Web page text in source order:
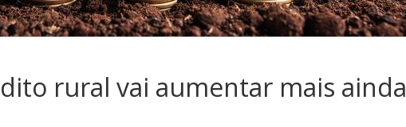
rural vai aumentar mais ainda